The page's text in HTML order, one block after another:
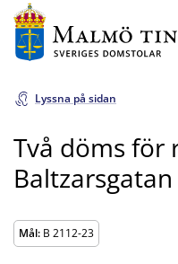
Lyssna på sidan
Två döms för
Baltzarsgatan
Mål: B 2112-23